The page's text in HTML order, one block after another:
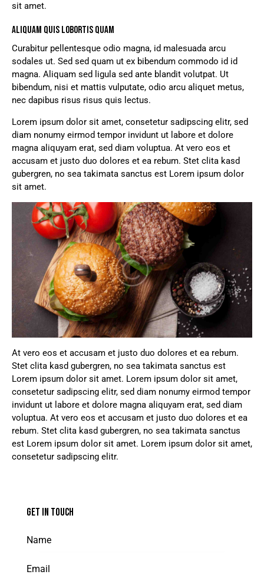
sit amet.
ALIQUAM QUIS LOBORTIS QUAM
Curabitur pellentesque odio magna, id malesuada arcu
sodales ut. Sed sed quam ut ex bibendum commodo id id
magna. Aliquam sed ligula sed ante blandit volutpat. Ut
bibendum, nisi et mattis vulputate, odio arcu aliquet metus,
nec dapibus risus risus quis lectus.
Lorem ipsum dolor sit amet, consetetur sadipscing elitr, sed
diam nonumy eirmod tempor invidunt ut labore et dolore
magna aliquyam erat, sed diam voluptua. At vero eos et
accusam et justo duo dolores et ea rebum. Stet clita kasd
gubergren, no sea takimata sanctus est Lorem ipsum dolor
sit amet.
At vero eos et accusam et justo duo dolores et ea rebum.
Stet clita kasd gubergren, no sea takimata sanctus est
Lorem ipsum dolor sit amet. Lorem ipsum dolor sit amet,
consetetur sadipscing elitr, sed diam nonumy eirmod tempor
invidunt ut labore et dolore magna aliquyam erat, sed diam
voluptua. At vero eos et accusam et justo duo dolores et ea
rebum. Stet clita kasd gubergren, no sea takimata sanctus
est Lorem ipsum dolor sit amet. Lorem ipsum dolor sit amet,
consetetur sadipscing elitr.
GET IN TOUCH